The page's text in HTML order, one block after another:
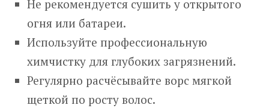
Не рекомендуется сушить у открытого
огня или батареи.
Используйте профессиональную
химчистку для глубоких загрязнений.
Регулярно расчёсывайте ворс мягкой
щеткой по росту волос.